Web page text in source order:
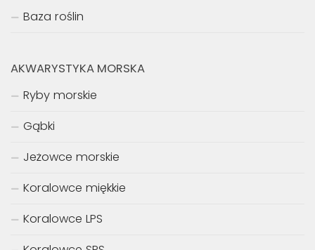
Baza roślin
AKWARYSTYKA MORSKA
Ryby morskie
Gąbki
Jeżowce morskie
Koralowce miękkie
Koralowce LPS